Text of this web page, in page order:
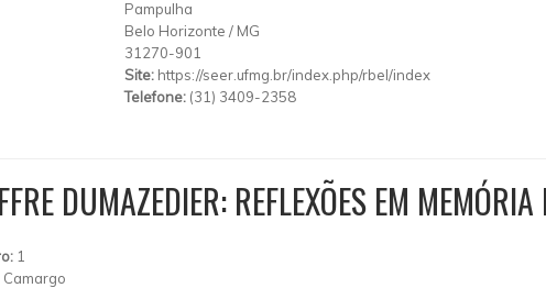
Pampulha
Belo Horizonte / MG
31270-901
Site: https://seer.ufmg.br/index.php/rbel/index
Telefone: (31) 3409-2358
DUMAZEDIER: REFLEXÕES EM
1
Camargo